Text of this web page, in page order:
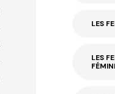
LES
LES